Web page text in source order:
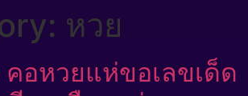
หวย
คอหวยแห่ขอเลขเด็ด